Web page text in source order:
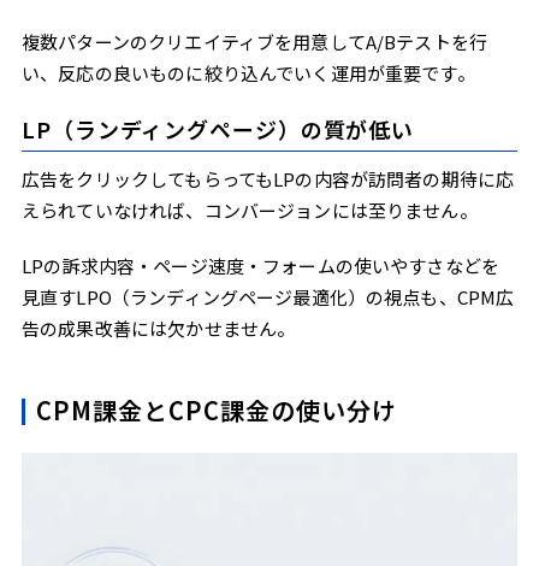
複数パターンのクリエイティブを用意してA/Bテストを行
い、反応の良いものに絞り込んでいく運用が重要です。
LP（ランディングページ）の質が低い
広告をクリックしてもらってもLPの内容が訪問者の期待に応
えられていなければ、コンバージョンには至りません。
LPの訴求内容・ページ速度・フォームの使いやすさなどを
見直すLPO（ランディングページ最適化）の視点も、CPM広
告の成果改善には欠かせません。
CPM課金とCPC課金の使い分け